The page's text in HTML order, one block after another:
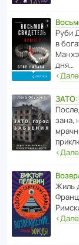
Руби
в
дня…
‹
ЗАТО:
зана,
‹
Жиль
‹